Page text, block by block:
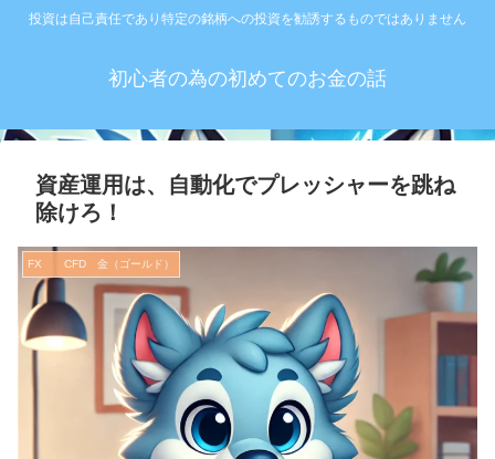
投資は自己責任であり特定の銘柄への投資を勧誘するものではありません
初心者の為の初めてのお金の話
資産運用は、自動化でプレッシャーを跳ね
除けろ！
FX CFD 金（ゴールド）